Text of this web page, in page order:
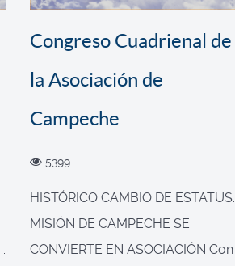
Congreso Cuadrienal de
la Asociación de
Campeche
5399
HISTÓRICO CAMBIO DE ESTATUS:
MISIÓN DE CAMPECHE SE
CONVIERTE EN ASOCIACIÓN Con